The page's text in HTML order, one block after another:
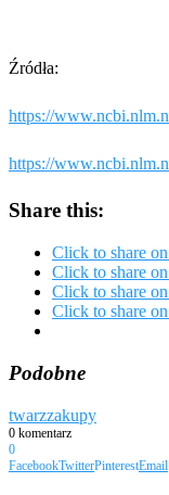
Źródła:
https://
https://
Share this:
Click to share
Click to share
Click to share
Click to share
Podobne
twarzzakupy
0 komentarz
0
FacebookTwitterPinterestEmail